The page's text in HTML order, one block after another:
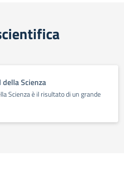
Scienza
Scienza è il risultato di un grande